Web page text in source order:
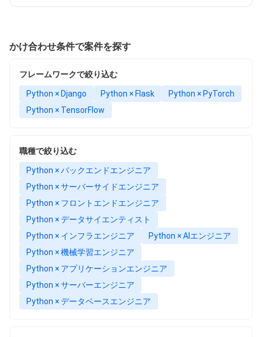
かけ合わせ条件で案件を探す
フレームワークで絞り込む
Python × Django Python × Flask
Python × PyTorch
Python × TensorFlow
職種で絞り込む
Python × バックエンドエンジニア
Python × サーバーサイドエンジニア
Python × フロントエンドエンジニア
Python × データサイエンティスト
Python × インフラエンジニア
Python × AIエンジニア
Python × 機械学習エンジニア
Python × アプリケーションエンジニア
Python × サーバーエンジニア
Python × データベースエンジニア